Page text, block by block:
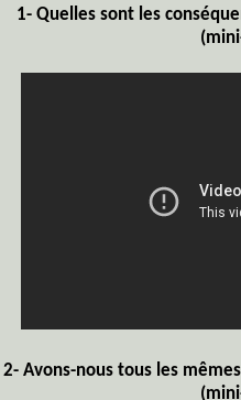
1- Quelles sont les
2- Avons-nous tous les